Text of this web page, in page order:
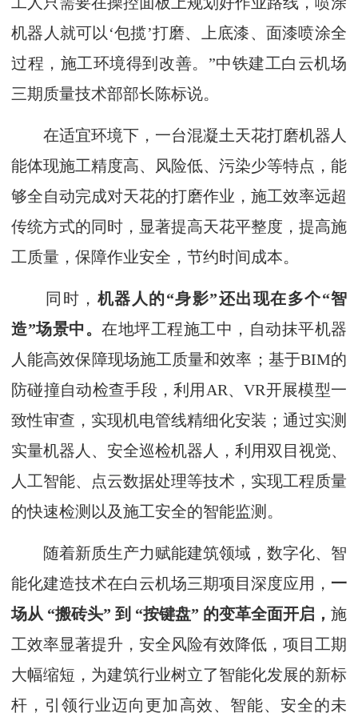
机器人就可以‘包揽’打磨、上底漆、面漆喷涂全
过程，施工环境得到改善。”中铁建工白云机场
三期质量技术部部长陈标说。
在适宜环境下，一台混凝土天花打磨机器人
能体现施工精度高、风险低、污染少等特点，能
够全自动完成对天花的打磨作业，施工效率远超
传统方式的同时，显著提高天花平整度，提高施
工质量，保障作业安全，节约时间成本。
同时， 机器人的“身影”还出现在多个“智
造”场景中。 在地坪工程施工中，自动抹平机器
人能高效保障现场施工质量和效率；基于BIM的
防碰撞自动检查手段，利用AR、VR开展模型一
致性审查，实现机电管线精细化安装；通过实测
实量机器人、安全巡检机器人，利用双目视觉、
人工智能、点云数据处理等技术，实现工程质量
的快速检测以及施工安全的智能监测。
随着新质生产力赋能建筑领域，数字化、智
能化建造技术在白云机场三期项目深度应用， 一
场从 “搬砖头” 到 “按键盘” 的变革全面开启， 施
工效率显著提升，安全风险有效降低，项目工期
大幅缩短，为建筑行业树立了智能化发展的新标
杆，引领行业迈向更加高效、智能、安全的未